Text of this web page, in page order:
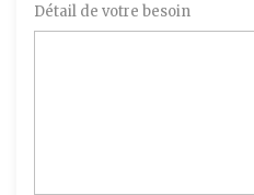
Détail de votre besoin